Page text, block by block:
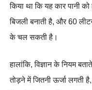
किया था कि यह कार पानी
बिजली बनाती है, और 60
के चल सकती है।
हालांकि, विज्ञान के नियम
तोड़ने में जितनी ऊर्जा लगती